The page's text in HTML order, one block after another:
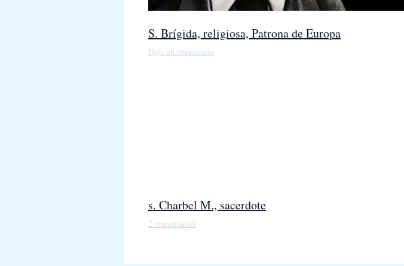
S. Brígida, religiosa, Patrona de Europa
Deja un comentario
s. Charbel M., sacerdote
2 comentarios